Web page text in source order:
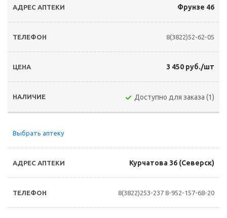
Фрунзе 46
8(3822)52-62-05
3 450 руб./шт
Доступно для заказа (1)
Выбрать аптеку
Курчатова 36 (Северск)
8(3822)253-237 8-952-157-68-20